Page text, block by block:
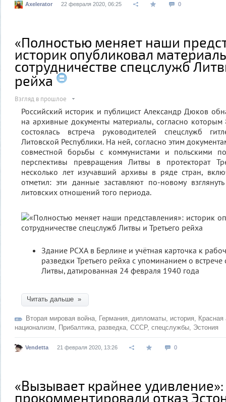
Axelerator 22 февраля 2020, 06:25 0
«Полностью меняет наши
историк опубликовал
сотрудничестве спецслужб
рейха
Взгляд в прошлое
Российский историк и публицист Александр Дюков
на архивные документы материалы, согласно
состоялась встреча руководителей спецслужб
Литовской Республики. На ней, согласно этим
совместной борьбы с коммунистами и польскими
перспективы превращения Литвы в протекторат
несколько лет изучавший архивы в ряде стран,
отметил: эти данные заставляют по-новому
литовских отношений того периода.
Здание РСХА в Берлине и учётная карточка к
разведки Третьего рейха с упоминанием о
Литвы, датированная 24 февраля 1940 года
Читать дальше »
Вторая мировая война, Германия, дипломаты, история, Красная
национализм, Прибалтика, разведка, СССР, спецслужбы, Эстония
Vendetta 21 февраля 2020, 13:26 0
«Вызывает крайнее
прокомментировали отказ